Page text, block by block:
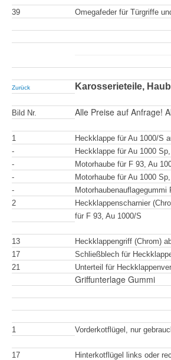
39 Omegafeder für Türgriffe
Zurück Karosserieteile,
Bild Nr. Alle Preise auf Anfrage!
1
Heckklappe für Au 1000/S
-
Heckklappe für Au 1000
-
Motorhaube für F 93, Au
-
Motorhaube für Au 1000
-
2
Heckklappenscharnier
für F 93, Au 1000/S
13
Heckklappengriff (Chrom)
17
Schließblech für
21
Unterteil für
Griffunterlage Gummi
1 Vorderkotflügel, nur
17
Hinterkotflügel links oder